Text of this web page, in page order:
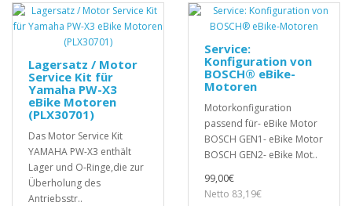
Lagersatz / Motor
Service Kit für
Yamaha PW-X3
eBike Motoren
(PLX30701)
Das Motor Service Kit
YAMAHA PW-X3 enthält
Lager und O-Ringe,die zur
Überholung des
Antriebsstr..
Service:
Konfiguration von
BOSCH® eBike-
Motoren
Motorkonfiguration
passend für- eBike Motor
BOSCH GEN1- eBike Motor
BOSCH GEN2- eBike Mot..
99,00€
Netto 83,19€